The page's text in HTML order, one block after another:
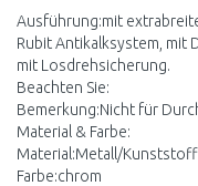
Ausführung:mit
Rubit Antikalksystem, mit
mit Losdrehsicherung.
Beachten Sie:
Bemerkung:Nicht für
Material & Farbe:
Material:Metall/Kunststoff
Farbe:chrom